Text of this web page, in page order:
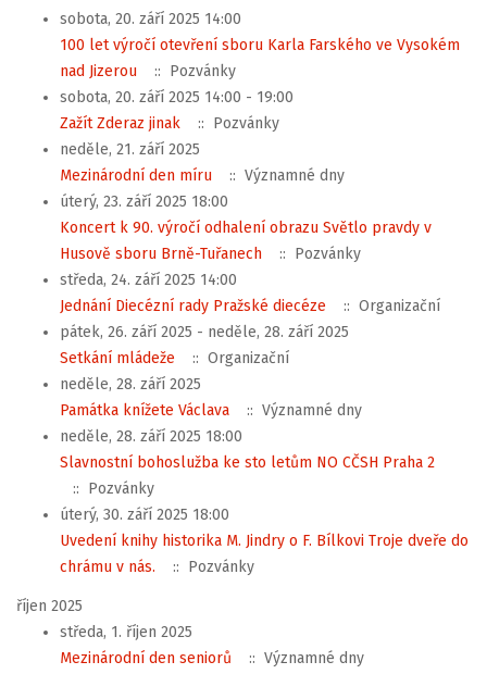
sobota, 20. září 2025 14:00
100 let výročí otevření sboru Karla Farského ve Vysokém
nad Jizerou
:: Pozvánky
sobota, 20. září 2025 14:00 - 19:00
Zažít Zderaz jinak
:: Pozvánky
neděle, 21. září 2025
Mezinárodní den míru
:: Významné dny
úterý, 23. září 2025 18:00
Koncert k 90. výročí odhalení obrazu Světlo pravdy v
Husově sboru Brně-Tuřanech
:: Pozvánky
středa, 24. září 2025 14:00
Jednání Diecézní rady Pražské diecéze
:: Organizační
pátek, 26. září 2025 - neděle, 28. září 2025
Setkání mládeže
:: Organizační
neděle, 28. září 2025
Památka knížete Václava
:: Významné dny
neděle, 28. září 2025 18:00
Slavnostní bohoslužba ke sto letům NO CČSH Praha 2
:: Pozvánky
úterý, 30. září 2025 18:00
Uvedení knihy historika M. Jindry o F. Bílkovi Troje dveře do
chrámu v nás.
:: Pozvánky
říjen 2025
středa, 1. říjen 2025
Mezinárodní den seniorů
:: Významné dny